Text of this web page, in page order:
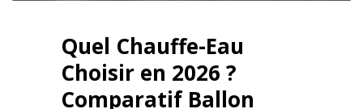
Quel Chauffe-Eau
Choisir en 2026 ?
Comparatif Ballon